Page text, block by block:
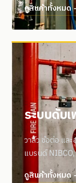
ดูสินค้าทั้งหมด
ระบบดับ
วาล์ว ข้อต่อ แล
แบรนด์
ดูสินค้าทั้งหมด